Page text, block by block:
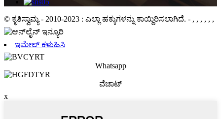
© ಕೃತಿಸ್ವಾಮ್ಯ - 2010-2023 : ಎಲ್ಲಾ ಹಕ್ಕುಗಳನ್ನು ಕಾಯ್ದಿರಿಸಲಾಗಿದೆ. - , , , , , ,
ಇಮೇಲ್ ಕಳುಹಿಸಿ
Whatsapp
ವೆಚಾಟ್
x